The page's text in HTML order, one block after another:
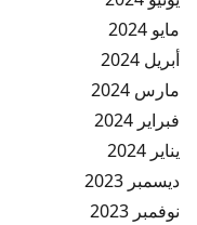
مايو 2024
أبريل 2024
مارس 2024
فبراير 2024
يناير 2024
ديسمبر 2023
نوفمبر 2023